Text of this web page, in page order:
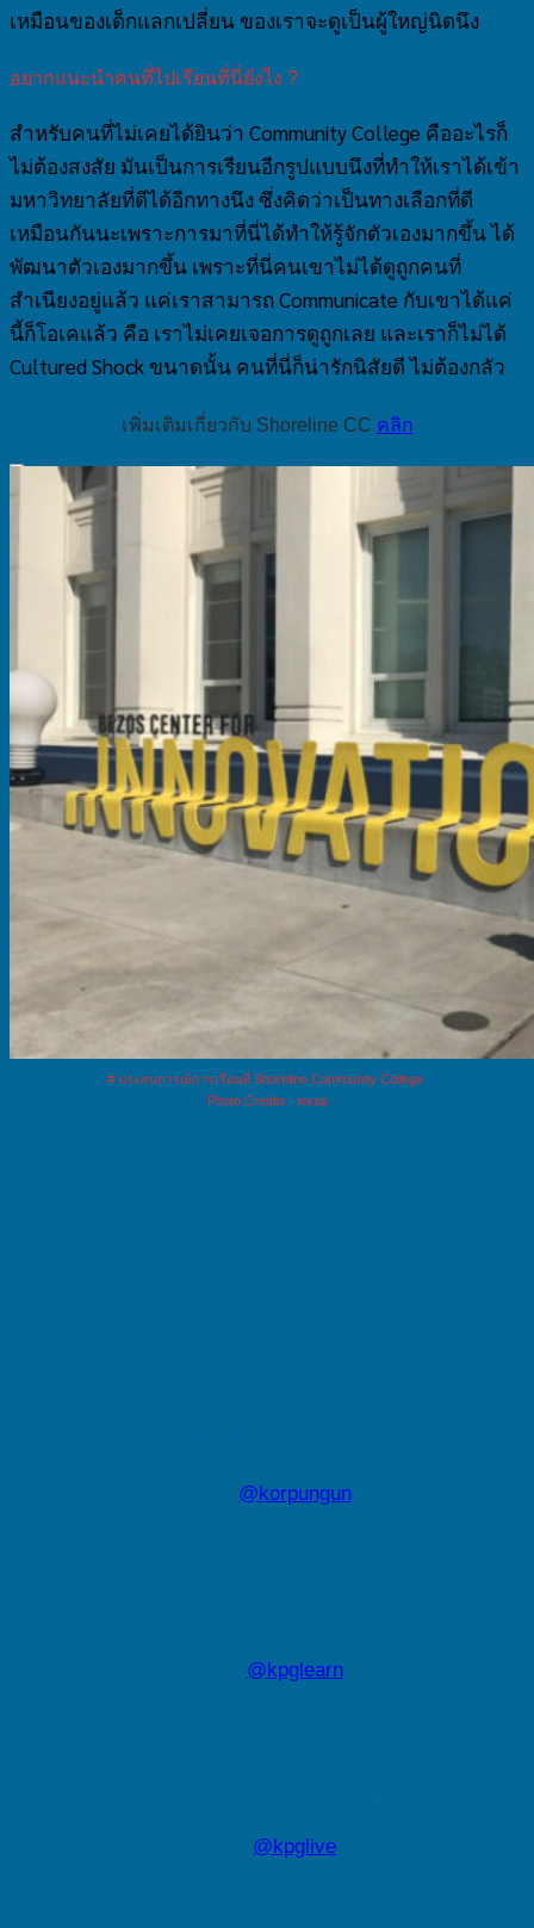
เหมือนของเด็กแลกเปลี่ยน ของเราจะดูเป็นผู้ใหญ่นิดนึง
อยากแนะนำคนที่ไปเรียนที่นี่ยังไง ?
สำหรับคนที่ไม่เคยได้ยินว่า Community College คืออะไรก็
ไม่ต้องสงสัย มันเป็นการเรียนอีกรูปแบบนึงที่ทำให้เราได้เข้า
มหาวิทยาลัยที่ดีได้อีกทางนึง ซึ่งคิดว่าเป็นทางเลือกที่ดี
เหมือนกันนะเพราะการมาที่นี่ได้ทำให้รู้จักตัวเองมากขึ้น ได้
พัฒนาตัวเองมากขึ้น เพราะที่นี่คนเขาไม่ได้ดูถูกคนที่
สำเนียงอยู่แล้ว แค่เราสามารถ Communicate กับเขาได้แค่
นี้ก็โอเคแล้ว คือ เราไม่เคยเจอการดูถูกเลย และเราก็ไม่ได้
Cultured Shock ขนาดนั้น คนที่นี่ก็น่ารักนิสัยดี ไม่ต้องกลัว
เพิ่มเติมเกี่ยวกับ Shoreline CC คลิก
# ประสบการณ์การเรียนที่ Shoreline Community College
Photo Credits : พลอย
@korpungun
@kpglearn
@kpglive